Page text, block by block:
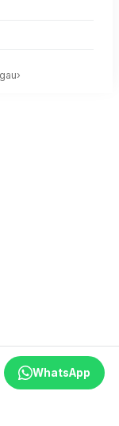
›
WhatsApp